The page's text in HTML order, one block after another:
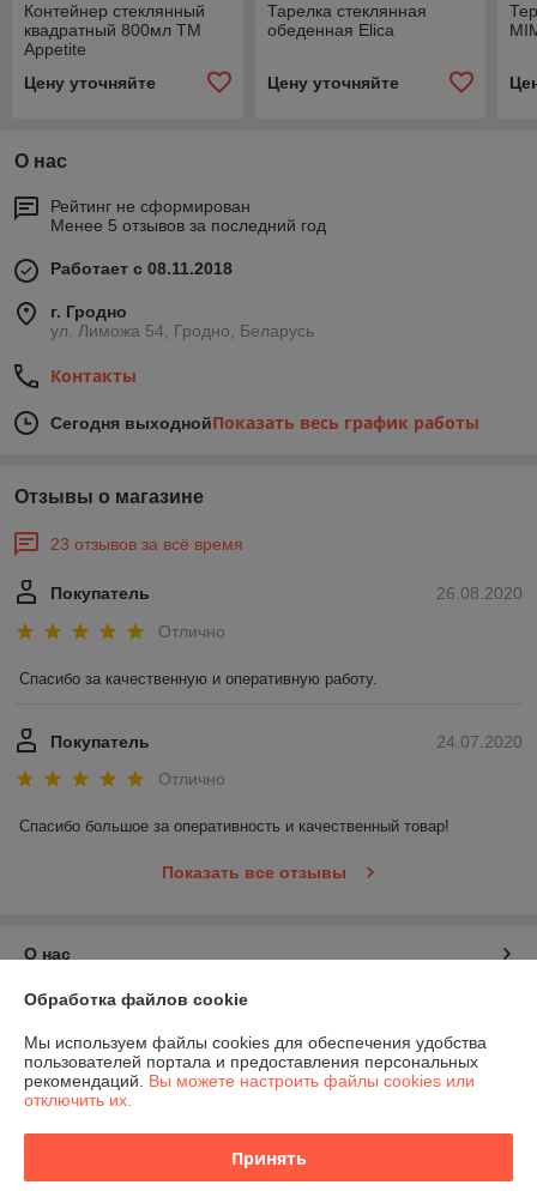
Контейнер стеклянный
квадратный 800мл ТМ
Appetite
Цену уточняйте
Тарелка стеклянная
обеденная Elica
Цену уточняйте
О нас
Рейтинг не сформирован
Менее 5 отзывов за последний год
Работает с 08.11.2018
г. Гродно
ул. Лиможа 54, Гродно, Беларусь
Контакты
Сегодня выходнойПоказать весь график работы
Отзывы о магазине
23 отзывов за всё время
26.08.2020
Покупатель
Отлично
Спасибо за качественную и оперативную работу.
24.07.2020
Покупатель
Отлично
Спасибо большое за оперативность и качественный товар!
Показать все отзывы
О нас
Контакты
Доставка и оплата
Полная версия сайта
Обработка файлов cookie
Мы используем файлы cookies для обеспечения удобства
пользователей портала и предоставления персональных
рекомендаций. Вы можете настроить файлы cookies или
отключить их.
Принять